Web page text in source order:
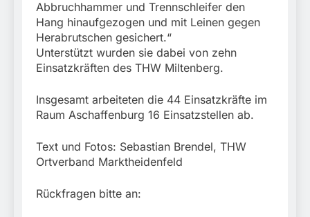
Abbruchhammer und Trennschleifer den
Hang hinaufgezogen und mit Leinen gegen
Herabrutschen gesichert.“
Unterstützt wurden sie dabei von zehn
Einsatzkräften des THW Miltenberg.
Insgesamt arbeiteten die 44 Einsatzkräfte im
Raum Aschaffenburg 16 Einsatzstellen ab.
Text und Fotos: Sebastian Brendel, THW
Ortverband Marktheidenfeld
Rückfragen bitte an: